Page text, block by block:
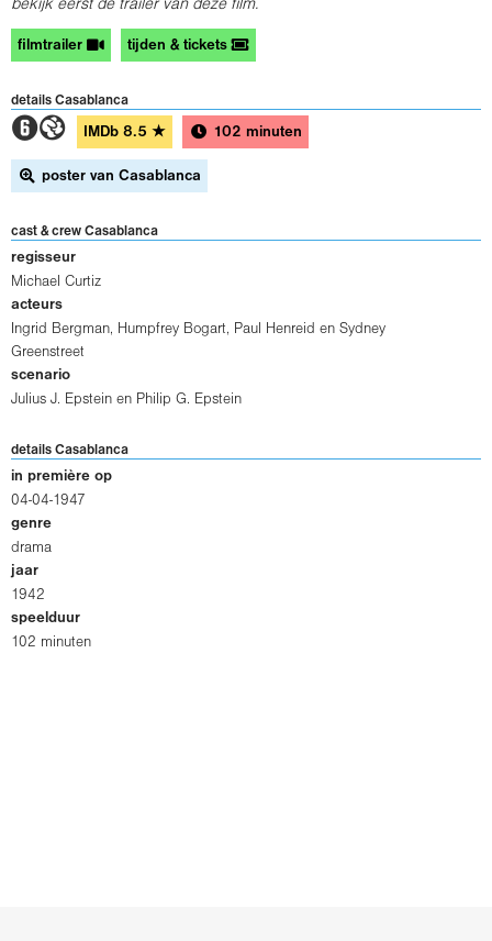
bekijk eerst de trailer van deze film.
filmtrailer tijden & tickets
details Casablanca
2G IMDb 8.5 ★ 102 minuten
poster van Casablanca
cast & crew Casablanca
regisseur
Michael Curtiz
acteurs
Ingrid Bergman, Humpfrey Bogart, Paul Henreid en Sydney
Greenstreet
scenario
Julius J. Epstein en Philip G. Epstein
details Casablanca
in première op
04-04-1947
genre
drama
jaar
1942
speelduur
102 minuten